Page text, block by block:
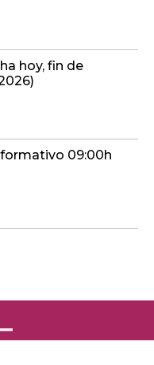
hoy, fin de
09:00h